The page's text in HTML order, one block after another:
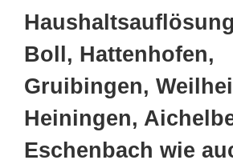
Boll, Hattenhofen,
Gruibingen,
Heiningen,
Eschenbach wie